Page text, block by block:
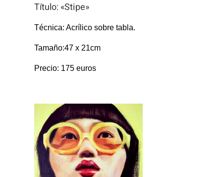
Título: «Stipe»
Técnica: Acrílico sobre tabla.
Tamaño:47 x 21cm
Precio: 175 euros